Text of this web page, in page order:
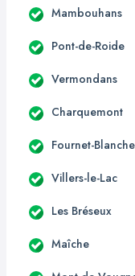
Mambouhans
Pont-de-Roide
Vermondans
Charquemont
Fournet-
Villers-le-Lac
Les Bréseux
Maîche